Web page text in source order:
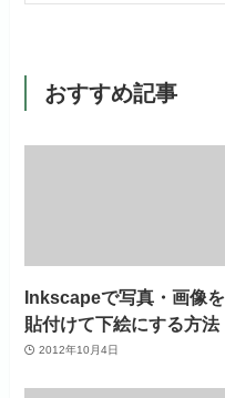
おすすめ記事
Inkscapeで写真・画像を
貼付けて下絵にする方法
2012年10月4日